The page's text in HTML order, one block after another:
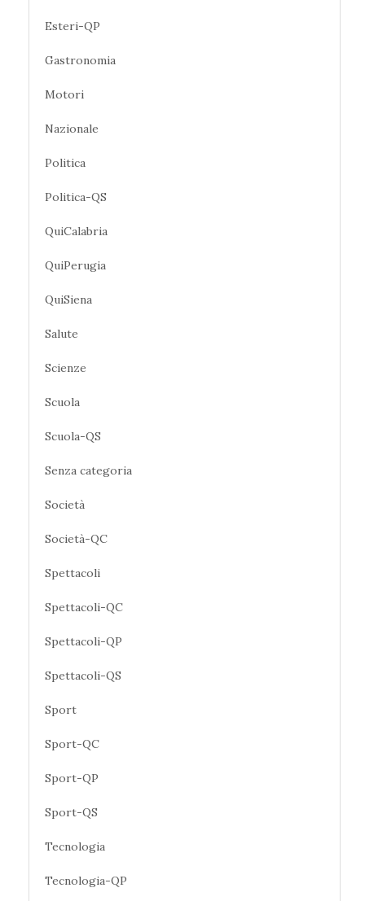
Esteri-QP
Gastronomia
Motori
Nazionale
Politica
Politica-QS
QuiCalabria
QuiPerugia
QuiSiena
Salute
Scienze
Scuola
Scuola-QS
Senza categoria
Società
Società-QC
Spettacoli
Spettacoli-QC
Spettacoli-QP
Spettacoli-QS
Sport
Sport-QC
Sport-QP
Sport-QS
Tecnologia
Tecnologia-QP